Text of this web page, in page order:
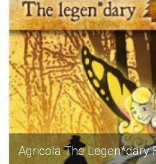
Agricola The Legen*dary